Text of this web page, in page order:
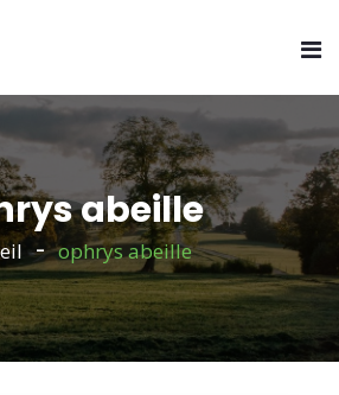
abeille
ophrys abeille